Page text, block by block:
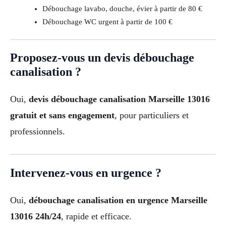
Débouchage lavabo, douche, évier à partir de 80 €
Débouchage WC urgent à partir de 100 €
Proposez-vous un devis débouchage
canalisation ?
Oui, devis débouchage canalisation Marseille 13016
gratuit et sans engagement, pour particuliers et
professionnels.
Intervenez-vous en urgence ?
Oui, débouchage canalisation en urgence Marseille
13016 24h/24, rapide et efficace.